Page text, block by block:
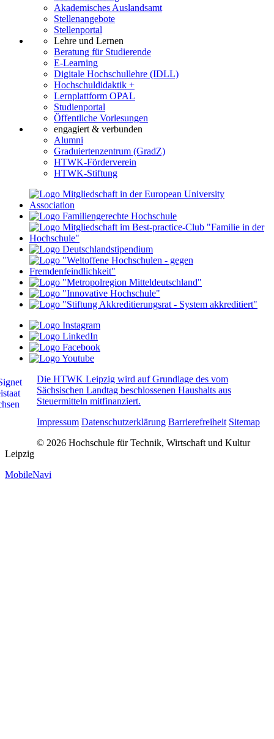
Akademisches Auslandsamt
Stellenangebote
Stellenportal
Lehre und Lernen
Beratung für Studierende
E-Learning
Digitale Hochschullehre (IDLL)
Hochschuldidaktik +
Lernplattform OPAL
Studienportal
Öffentliche Vorlesungen
engagiert & verbunden
Alumni
Graduiertenzentrum (GradZ)
HTWK-Förderverein
HTWK-Stiftung
Die HTWK Leipzig wird auf Grundlage des vom
Sächsischen Landtag beschlossenen Haushalts aus
Steuermitteln mitfinanziert.
Impressum Datenschutzerklärung Barrierefreiheit Sitemap
© 2026 Hochschule für Technik, Wirtschaft und Kultur
Leipzig
MobileNavi